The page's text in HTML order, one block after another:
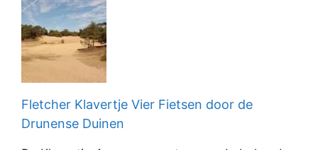
Fletcher Klavertje Vier Fietsen door de
Drunense Duinen